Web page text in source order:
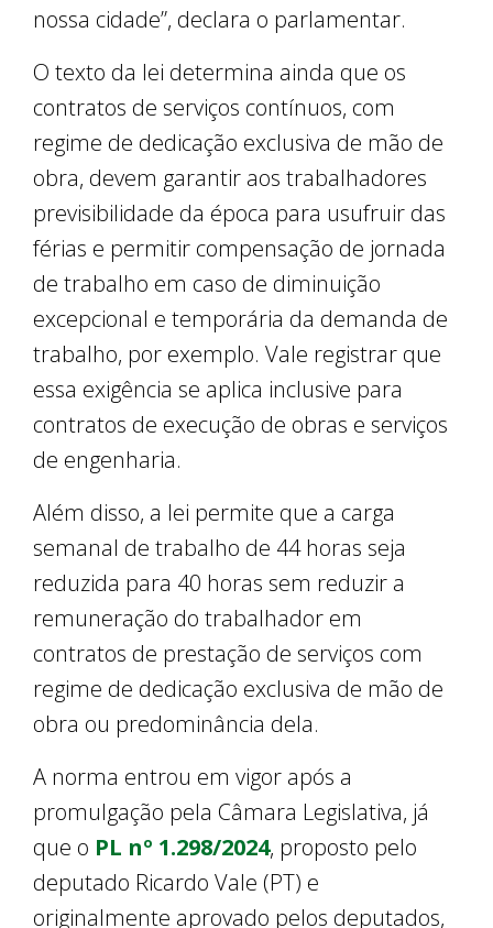
nossa cidade”, declara o parlamentar.
O texto da lei determina ainda que os
contratos de serviços contínuos, com
regime de dedicação exclusiva de mão de
obra, devem garantir aos trabalhadores
previsibilidade da época para usufruir das
férias e permitir compensação de jornada
de trabalho em caso de diminuição
excepcional e temporária da demanda de
trabalho, por exemplo. Vale registrar que
essa exigência se aplica inclusive para
contratos de execução de obras e serviços
de engenharia.
Além disso, a lei permite que a carga
semanal de trabalho de 44 horas seja
reduzida para 40 horas sem reduzir a
remuneração do trabalhador em
contratos de prestação de serviços com
regime de dedicação exclusiva de mão de
obra ou predominância dela.
A norma entrou em vigor após a
promulgação pela Câmara Legislativa, já
que o PL nº 1.298/2024, proposto pelo
deputado Ricardo Vale (PT) e
originalmente aprovado pelos deputados,